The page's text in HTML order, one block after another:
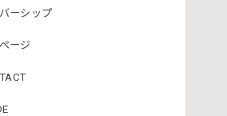
ーシップ
ージ